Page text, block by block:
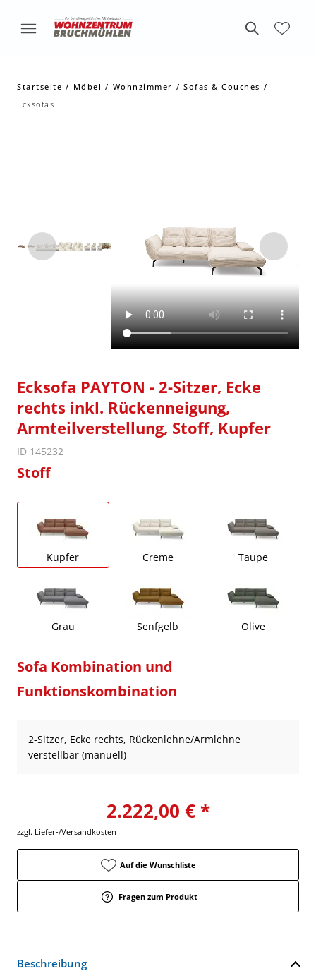
Startseite Möbel Wohnzimmer
Sofas & Couches
Ecksofas
Ecksofa PAYTON - 2-Sitzer, Ecke
rechts inkl. Rückenneigung,
Armteilverstellung, Stoff, Kupfer
ID 145232
Stoff
Kupfer Creme Taupe
Grau Senfgelb Olive
Sofa Kombination und
Funktionskombination
2-Sitzer, Ecke rechts, Rückenlehne/Armlehne
verstellbar (manuell)
2.222,00 € *
zzgl. Liefer-/Versandkosten
Auf die Wunschliste
Fragen zum Produkt
Beschreibung